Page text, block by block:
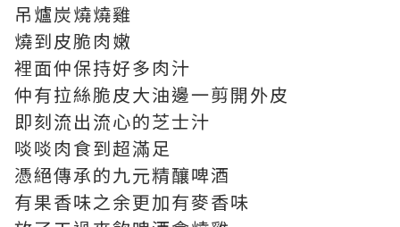
吊爐炭燒燒雞
燒到皮脆肉嫩
裡面仲保持好多肉汁
仲有拉絲脆皮大油邊一剪開外皮
即刻流出流心的芝士汁
啖啖肉食到超滿足
憑絕傳承的九元精釀啤酒
有果香味之余更加有麥香味